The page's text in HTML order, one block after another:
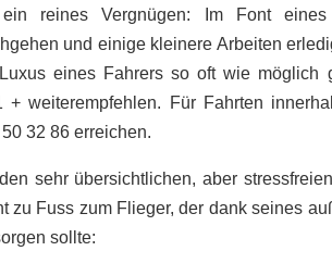
reines Vergnügen: Im Font
und einige kleinere Arbeiten
eines Fahrers so oft wie möglich
+ weiterempfehlen. Für Fahrten
32 86 erreichen.
sehr übersichtlichen, aber
zu Fuss zum Flieger, der dank seines
sollte: